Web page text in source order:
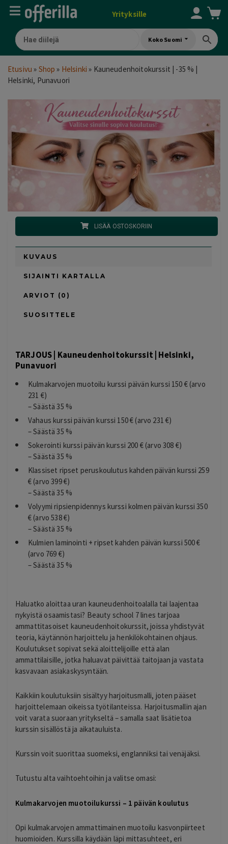
Yrityksille
Koko Suomi
Etusivu » Shop » Helsinki » Kauneudenhoitokurssit | -35 % |
Helsinki, Punavuori
LISÄÄ OSTOSKORIIN
KUVAUS
SIJAINTI KARTALLA
ARVIOT (0)
SUOSITTELE
TARJOUS | Kauneudenhoitokurssit | Helsinki,
Punavuori
Kulmakarvojen muotoilu kurssi päivän kurssi 150 € (arvo
231 €)
– Säästä 35 %
Vahaus kurssi päivän kurssi 150 € (arvo 231 €)
– Säästä 35 %
Sokerointi kurssi päivän kurssi 200 € (arvo 308 €)
– Säästä 35 %
Klassiset ripset peruskoulutus kahden päivän kurssi 259
€ (arvo 399 €)
– Säästä 35 %
Volyymi ripsienpidennys kurssi kolmen päivän kurssi 350
€ (arvo 538 €)
– Säästä 35 %
Kulmien laminointi + ripset kahden päivän kurssi 500 €
(arvo 769 €)
– Säästä 35 %
Haluatko aloittaa uran kauneudenhoitoalalla tai laajentaa
nykyistä osaamistasi? Beauty school 7 lines tarjoaa
ammattitasoiset kauneudenhoitokurssit, joissa yhdistyvät
teoria, käytännön harjoittelu ja henkilökohtainen ohjaus.
Koulutukset sopivat sekä aloittelijoille että alan
ammattilaisille, jotka haluavat päivittää taitojaan ja vastata
kasvavaan asiakaskysyntään.
Kaikkiin koulutuksiin sisältyy harjoitusmalli, joten pääset
harjoittelemaan oikeissa työtilanteissa. Harjoitusmallin ajan
voit varata suoraan yritykseltä – samalla saat lisätietoa
kurssin sisällöstä ja aikatauluista.
Kurssin voit suorittaa suomeksi, englanniksi tai venäjäksi.
Tutustu alta vaihtoehtoihin ja valitse omasi:
Kulmakarvojen muotoilukurssi – 1 päivän koulutus
Opi kulmakarvojen ammattimainen muotoilu kasvonpiirteet
huomioiden. Kurssilla käydään läpi mittasuhteet, eri